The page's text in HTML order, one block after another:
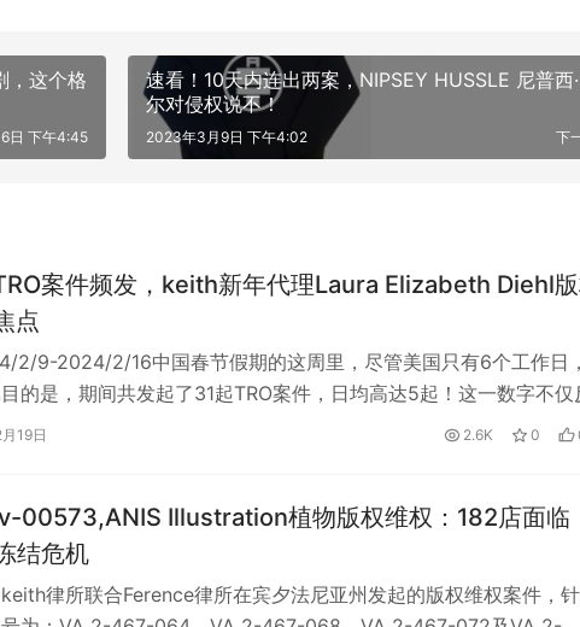
，这个格
日 下午4:45
速看！10天内连出两案，NIPSEY HUSSLE 尼普西
尔对侵权说不！
下
2023年3月9日 下午4:02
案件频发，keith新年代理Laura Elizabeth Diehl
点
2/9-2024/2/16中国春节假期的这周里，尽管美国只有6个工作日
的是，期间共发起了31起TRO案件，日均高达5起！这一数字不仅
法律领域的高活…
19日 2.6K 0
00573,ANIS Illustration植物版权维权：182店面临
结危机
律所联合Ference律所在宾夕法尼亚州发起的版权维权案件，